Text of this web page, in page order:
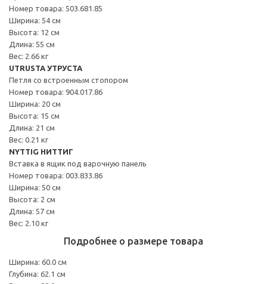
Номер товара: 503.681.85
Ширина: 54 см
Высота: 12 см
Длина: 55 см
Вес: 2.66 кг
UTRUSTA УТРУСТА
Петля со встроенным стопором
Номер товара: 904.017.86
Ширина: 20 см
Высота: 15 см
Длина: 21 см
Вес: 0.21 кг
NYTTIG НИТТИГ
Вставка в ящик под варочную панель
Номер товара: 003.833.86
Ширина: 50 см
Высота: 2 см
Длина: 57 см
Вес: 2.10 кг
Подробнее о размере товара
Ширина: 60.0 см
Глубина: 62.1 см